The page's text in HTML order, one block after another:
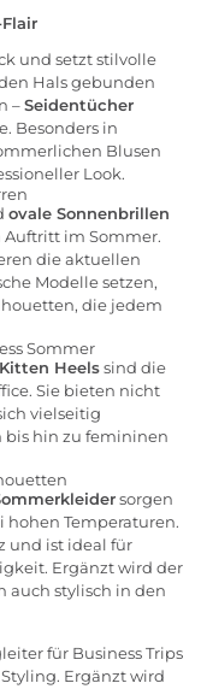
und setzt stilvolle
Hals gebunden
–Seidentücher
Besonders in
Blusen
Look.
ovale Sonnenbrillen
Auftritt im Sommer.
die aktuellen
Modelle setzen,
die jedem
Sommer
Kitten Heelssind die
Sie bieten nicht
vielseitig
bis hin zu femininen
sorgen
hohen Temperaturen.
und ist ideal für
Ergänzt wird der
auch stylisch in den
für Business Trips
Ergänzt wird